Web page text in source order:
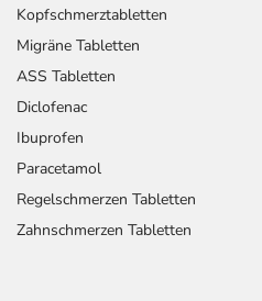
Kopfschmerztabletten
Migräne Tabletten
ASS Tabletten
Diclofenac
Ibuprofen
Paracetamol
Regelschmerzen Tabletten
Zahnschmerzen Tabletten